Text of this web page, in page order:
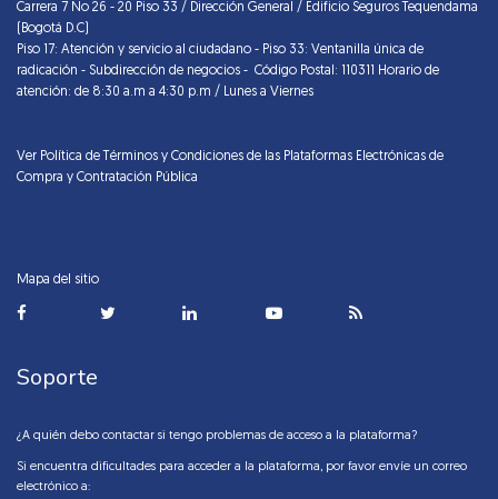
Carrera 7 No 26 - 20 Piso 33 / Dirección General / Edificio Seguros Tequendama
(Bogotá D.C)
Piso 17: Atención y servicio al ciudadano - Piso 33: Ventanilla única de
radicación - Subdirección de negocios - Código Postal: 110311 Horario de
atención: de 8:30 a.m a 4:30 p.m / Lunes a Viernes
Ver Política de Términos y Condiciones de las Plataformas Electrónicas de
Compra y Contratación Pública
Mapa del sitio
Soporte
¿A quién debo contactar si tengo problemas de acceso a la plataforma?
Si encuentra dificultades para acceder a la plataforma, por favor envíe un correo
electrónico a: